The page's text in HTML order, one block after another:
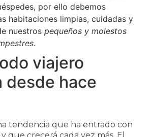
por ello debemos
habitaciones limpias, cuidadas y
nuestros pequeños y molestos
.
viajero
desde hace
tendencia que ha entrado con